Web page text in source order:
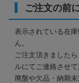
ご注文の前
表示されている在
ん。
ご注文頂きました
ルにてご連絡させて
廃盤や欠品・納期